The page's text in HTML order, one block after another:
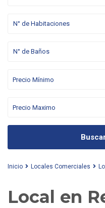
N° de Habitaciones
N° de Baños
Inicio Locales Comerciales
Local en